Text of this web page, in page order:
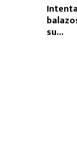
su...